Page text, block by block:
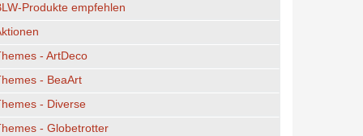
Produkte empfehlen
- ArtDeco
- BeaArt
- Diverse
- Globetrotter